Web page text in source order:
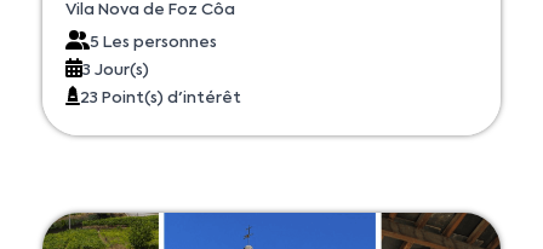
Vila Nova de Foz Côa
5 Les personnes
3 Jour(s)
23 Point(s) d'intérêt